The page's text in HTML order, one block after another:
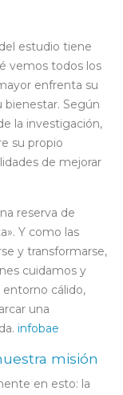
estudio tiene
vemos todos los
enfrenta su
Según
la investigación,
su propio
de mejorar
reserva de
Y como las
y transformarse,
cuidamos y
cálido,
una
infobae
misión
en esto: la